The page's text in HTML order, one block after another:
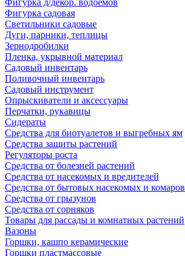
Фигурка д/декор. водоемов
Фигурка садовая
Светильники садовые
Дуги, парники, теплицы
Зернодробилки
Пленка, укрывной материал
Садовый инвентарь
Поливочный инвентарь
Садовый инструмент
Опрыскиватели и аксессуары
Перчатки, рукавицы
Сидераты
Средства для биотуалетов и выгребных ям
Средства защиты растений
Регуляторы роста
Средства от болезней растений
Средства от насекомых и вредителей
Средства от бытовых насекомых и комаров
Средства от грызунов
Средства от сорняков
Товары для рассады и комнатных растений
Вазоны
Горшки, кашпо керамические
Горшки пластмассовые